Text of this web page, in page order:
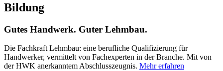
Bildung
Gutes Handwerk. Guter Lehmbau.
Die Fachkraft Lehmbau: eine berufliche Qualifizierung für
Handwerker, vermittelt von Fachexperten in der Branche. Mit von
derHWK anerkanntem Abschlusszeugnis. Mehr erfahren